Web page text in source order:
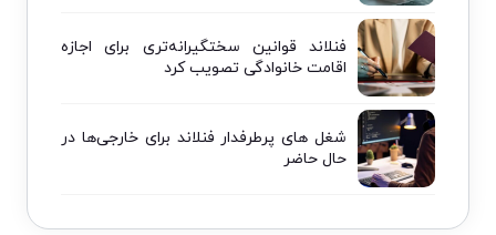
فنلاند قوانین سختگیرانه‌تری برای اجازه
اقامت خانوادگی تصویب کرد
شغل های پرطرفدار فنلاند برای خارجی‌ها در
حال حاضر